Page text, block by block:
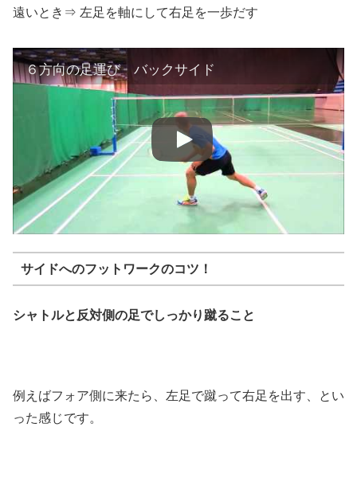
遠いとき⇒ 左足を軸にして右足を一歩だす
６方向の足運び バックサイド
サイドへのフットワークのコツ！
シャトルと反対側の足でしっかり蹴ること
例えばフォア側に来たら、左足で蹴って右足を出す、とい
った感じです。